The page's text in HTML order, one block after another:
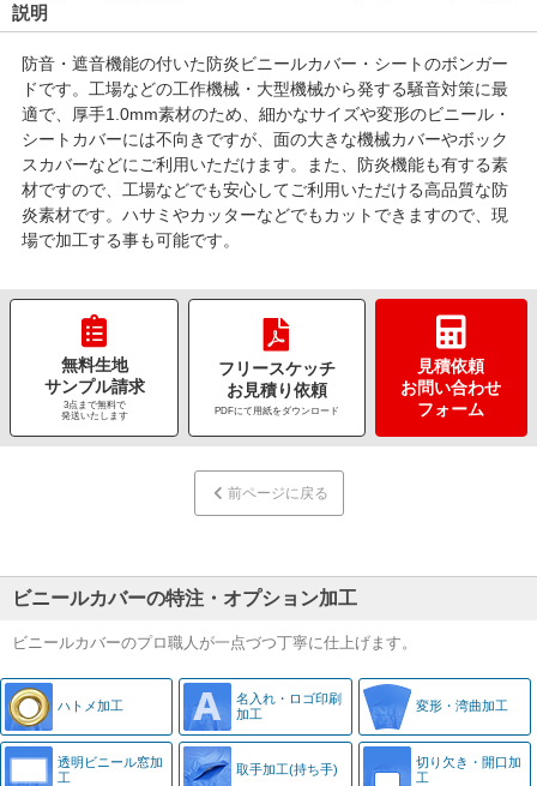
説明
防音・遮音機能の付いた防炎ビニールカバー・シートのボンガー
ドです。工場などの工作機械・大型機械から発する騒音対策に最
適で、厚手1.0mm素材のため、細かなサイズや変形のビニール・
シートカバーには不向きですが、面の大きな機械カバーやボック
スカバーなどにご利用いただけます。また、防炎機能も有する素
材ですので、工場などでも安心してご利用いただける高品質な防
炎素材です。ハサミやカッターなどでもカットできますので、現
場で加工する事も可能です。
無料生地
サンプル請求
3点まで無料で
発送いたします
フリースケッチ
お見積り依頼
PDFにて用紙をダウンロード
見積依頼
お問い合わせ
フォーム
前ページに戻る
ビニールカバーの特注・オプション加工
ビニールカバーのプロ職人が一点づつ丁寧に仕上げます。
ハトメ加工
名入れ・ ロゴ印刷
加工
変形・湾曲加工
透明ビニール窓加
工
取手加工(持ち手)
切り欠き・ 開口加
工